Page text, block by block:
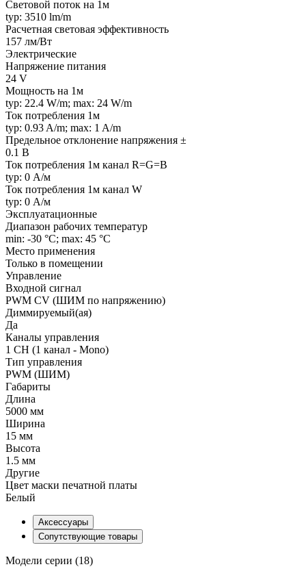
Световой поток на 1м
typ: 3510 lm/m
Расчетная световая эффективность
157 лм/Вт
Электрические
Напряжение питания
24 V
Мощность на 1м
typ: 22.4 W/m; max: 24 W/m
Ток потребления 1м
typ: 0.93 A/m; max: 1 A/m
Предельное отклонение напряжения ±
0.1 В
Ток потребления 1м канал R=G=B
typ: 0 А/м
Ток потребления 1м канал W
typ: 0 А/м
Эксплуатационные
Диапазон рабочих температур
min: -30 °C; max: 45 °C
Место применения
Только в помещении
Управление
Входной сигнал
PWM СV (ШИМ по напряжению)
Диммируемый(ая)
Да
Каналы управления
1 CH (1 канал - Mono)
Тип управления
PWM (ШИМ)
Габариты
Длина
5000 мм
Ширина
15 мм
Высота
1.5 мм
Другие
Цвет маски печатной платы
Белый
Аксессуары
Сопутствующие товары
Модели серии (18)